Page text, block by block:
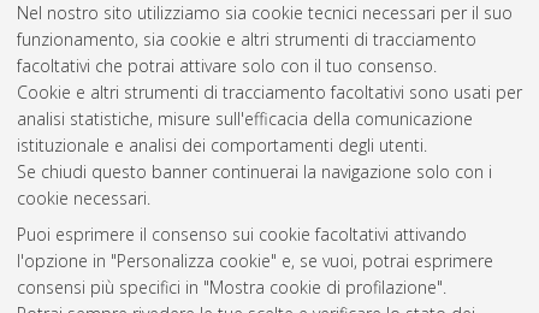
Nel nostro sito utilizziamo sia cookie tecnici necessari per il suo
funzionamento, sia cookie e altri strumenti di tracciamento
facoltativi che potrai attivare solo con il tuo consenso.
Cookie e altri strumenti di tracciamento facoltativi sono usati per
analisi statistiche, misure sull'efficacia della comunicazione
istituzionale e analisi dei comportamenti degli utenti.
Se chiudi questo banner continuerai la navigazione solo con i
cookie necessari.
Puoi esprimere il consenso sui cookie facoltativi attivando
l'opzione in "Personalizza cookie" e, se vuoi, potrai esprimere
consensi più specifici in "Mostra cookie di profilazione".
Gestione del documento:
Atom
Rss 1.0
Rss 2.0